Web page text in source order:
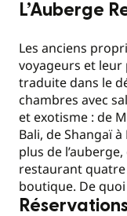
L’Auberge
Les anciens
voyageurs et leur
traduite dans le
chambres avec
et exotisme : de
Bali, de Shangaï
plus de
restaurant
boutique. De